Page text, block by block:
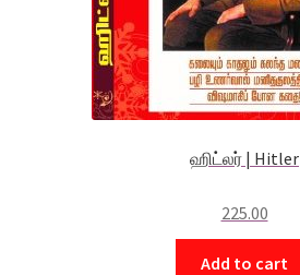
ஹிட்லர் | Hitler
225.00
Add to cart